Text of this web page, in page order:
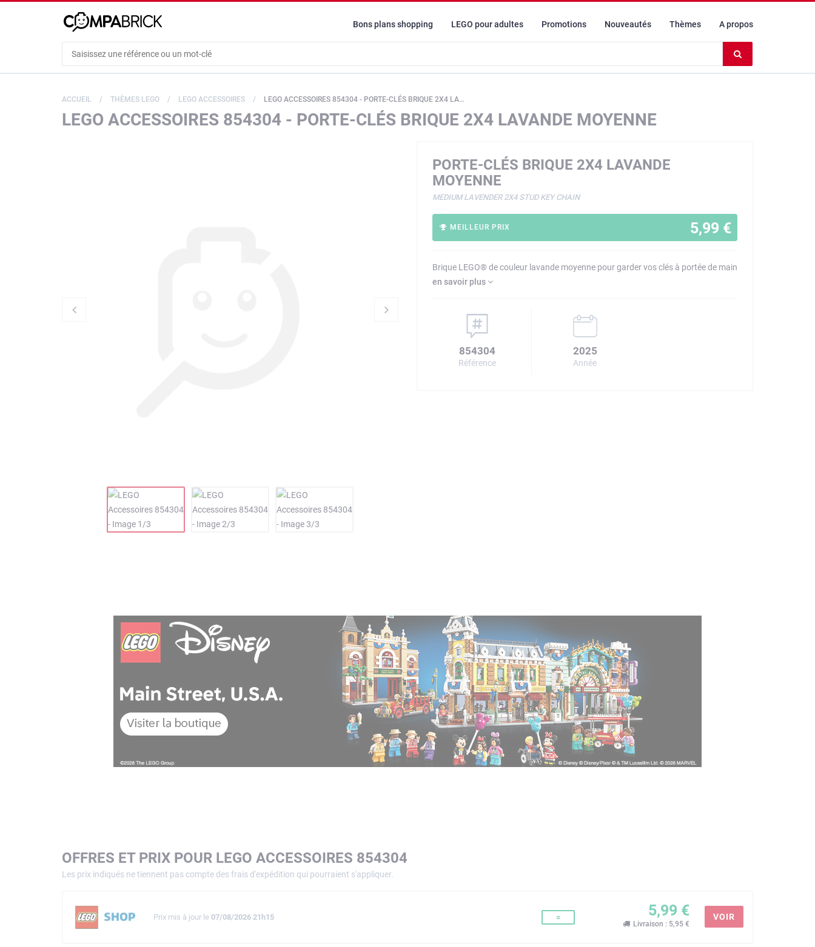
Bons plans shopping LEGO pour adultes Promotions Nouveautés Thèmes A propos
le
ACCUEIL THÈMES LEGO LEGO ACCESSOIRES LEGO ACCESSOIRES 854304 - PORTE-CLÉS BRIQUE 2X4 LAVANDE MOYENNE
LEGO ACCESSOIRES 854304 - PORTE-CLÉS BRIQUE 2X4 LAVANDE MOYENNE
PORTE-CLÉS BRIQUE 2X4 LAVANDE
MOYENNE
MEDIUM LAVENDER 2X4 STUD KEY CHAIN
5,99 €
MEILLEUR PRIX
Brique LEGO® de couleur lavande moyenne pour garder vos clés à portée de main
en savoir plus
854304
Référence
2025
Année
OFFRES ET PRIX POUR LEGO ACCESSOIRES 854304
Les prix indiqués ne tiennent pas compte des frais d'expédition qui pourraient s'appliquer.
Prix mis à jour le 07/08/2026 21h15 = 5,99 €
Livraison : 5,95 €
VOIR